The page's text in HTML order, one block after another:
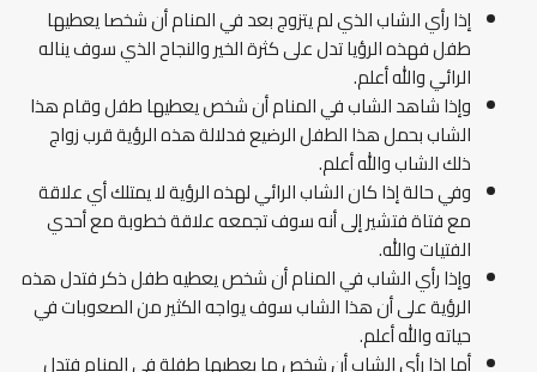
إذا رأي الشاب الذي لم يتزوج بعد في المنام أن شخصا يعطيها
طفل فهذه الرؤيا تدل على كثرة الخير والنجاح الذي سوف يناله
الرائي والله أعلم.
وإذا شاهد الشاب في المنام أن شخص يعطيها طفل وقام هذا
الشاب بحمل هذا الطفل الرضيع فدلالة هذه الرؤية قرب زواج
ذلك الشاب والله أعلم.
وفي حالة إذا كان الشاب الرائي لهذه الرؤية لا يمتلك أي علاقة
مع فتاة فتشير إلى أنه سوف تجمعه علاقة خطوبة مع أحدي
الفتيات والله.
وإذا رأي الشاب في المنام أن شخص يعطيه طفل ذكر فتدل هذه
الرؤية على أن هذا الشاب سوف يواجه الكثير من الصعوبات في
حياته والله أعلم.
أما إذا رأي الشاب أن شخص ما يعطيها طفلة في المنام فتدل